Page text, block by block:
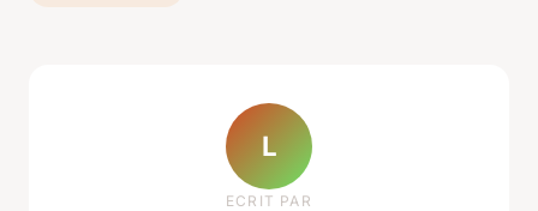
L
ECRIT PAR